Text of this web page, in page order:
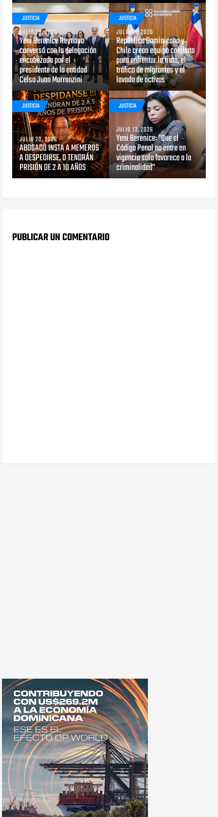
JUSTICIA
JULIO 29, 2026
Yeni Berenice Reynoso
conversó con la delegación
encabezada por el
presidente de la entidad
Celso Juan Marranzini
JUSTICIA
JULIO 21, 2026
República Dominicana y
Chile crean equipo conjunto
para enfrentar la trata, el
tráfico de migrantes y el
lavado de activos
JUSTICIA
JULIO 20, 2026
ABOGADO INSTA A MEMEROS
A DESPEDIRSE, O TENDRÁN
PRISIÓN DE 2 A 10 AÑOS
JUSTICIA
JULIO 13, 2026
Yeni Berenice: "Que el
Código Penal no entre en
vigencia solo favorece a la
criminalidad”
PUBLICAR UN COMENTARIO